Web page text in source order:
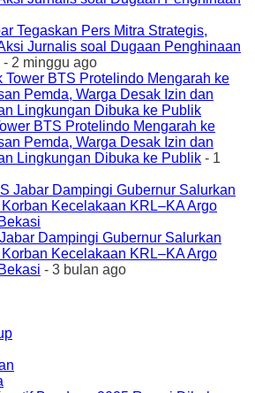
Tegaskan Pers Mitra Strategis,
Jurnalis soal Dugaan Penghinaan
- 2 minggu ago
BTS Protelindo Mengarah ke
Pemda, Warga Desak Izin dan
Lingkungan Dibuka ke Publik - 1
Dampingi Gubernur Salurkan
Kecelakaan KRL–KA Argo
- 3 bulan ago